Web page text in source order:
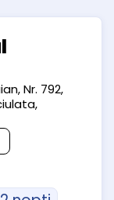
Nr. 792,